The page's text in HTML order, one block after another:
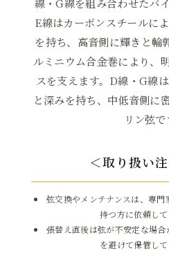
線・G線を組み合わせたバ
E線はカーボンスチールに
を持ち、高音側に輝きと輪
ルミニウム合金巻により、
スを支えます。D線・G線
と深みを持ち、中低音側に
リン弦で
＜取り扱い
弦交換やメンテナンスは、専
持つ方に依頼して
張替え直後は弦が不安定な場
を避けて保管して